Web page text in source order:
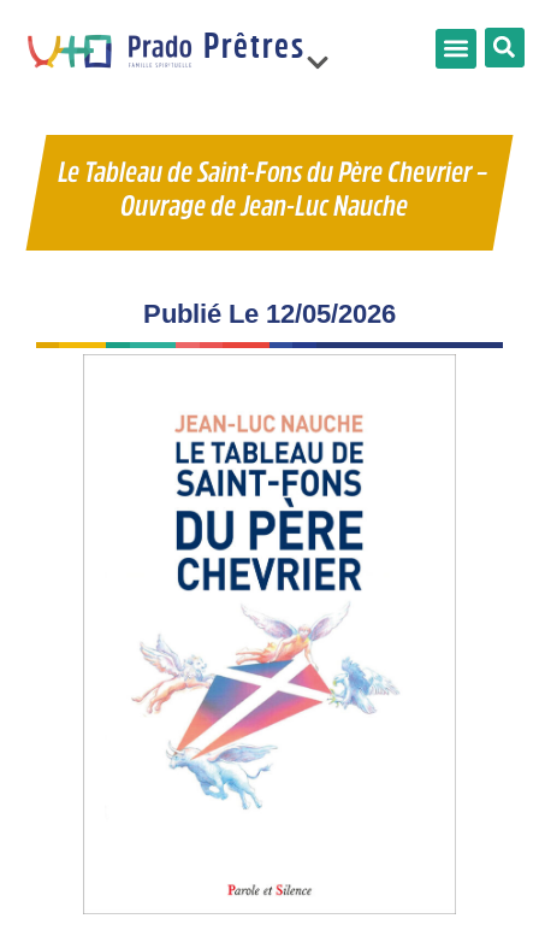
Prêtres
France
Limonest
Le Tableau de Saint-Fons du Père Chevrier –
Ouvrage de Jean‑Luc Nauche
Publié Le 12/05/2026